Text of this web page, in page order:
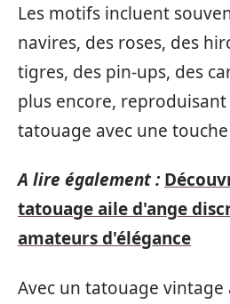
Les motifs incluent
navires, des roses, des
tigres, des pin-ups, des
plus encore, reproduisant
tatouage avec une
A lire également :
tatouage aile d'ange
amateurs d'élégance
Avec un tatouage